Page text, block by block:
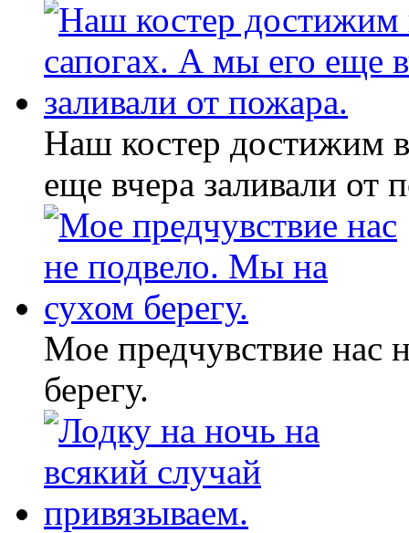
Наш костер достижим
еще вчера заливали от
Мое предчувствие нас
берегу.